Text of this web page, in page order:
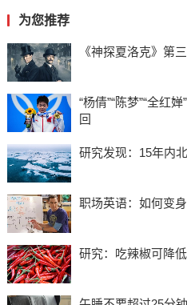
为您推荐
《神探夏洛克》第
“杨倩”“陈梦”“全红
回
研究发现：15年内
职场英语：如何变
研究：吃辣椒可降